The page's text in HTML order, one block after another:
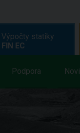
Podpora
Výpočty statiky
FIN EC